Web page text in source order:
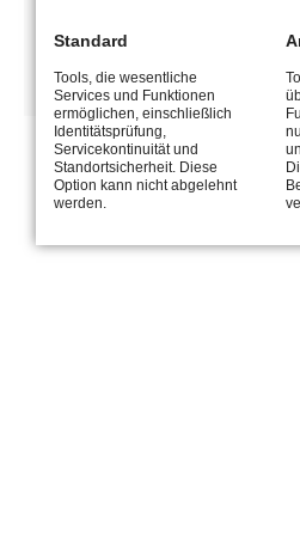
Zahradnik
Z-Schnellentfetter Citrus
Standard
Tools, die wesentliche
Services und Funktionen
ermöglichen, einschließlich
Identitätsprüfung,
Servicekontinuität und
Standortsicherheit. Diese
Option kann nicht abgelehnt
werden.